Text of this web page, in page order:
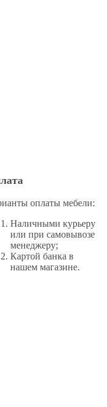
оплаты мебели:
Наличными курьеру
или при самовывозе
менеджеру;
Картой банка в
нашем магазине.